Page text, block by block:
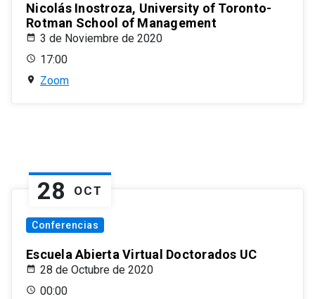
Nicolás Inostroza, University of Toronto-
Rotman School of Management
3 de Noviembre de 2020
17:00
Zoom
28 OCT
Conferencias
Escuela Abierta Virtual Doctorados UC
28 de Octubre de 2020
00:00